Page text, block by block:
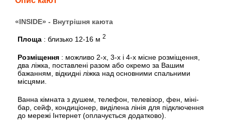
«INSIDE» - Внутрішня каюта
Площа : близько 12-16 м 2
Розміщення : можливо 2-х, 3-х і 4-х місне розміщення,
два ліжка, поставлені разом або окремо за Вашим
бажанням, відкидні ліжка над основними спальними
місцями.
Ванна кімната з душем, телефон, телевізор, фен, міні-
бар, сейф, кондиціонер, виділена лінія для підключення
до мережі Інтернет (оплачується додатково).